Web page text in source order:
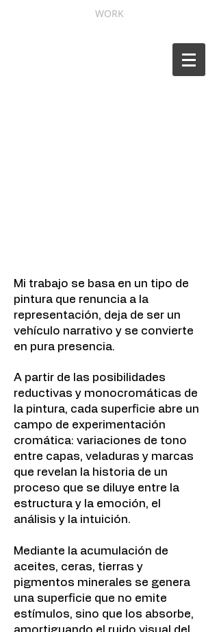
WORK
Mi trabajo se basa en un tipo de
pintura que renuncia a la
representación, deja de ser un
vehículo narrativo y se convierte
en pura presencia.
A partir de las posibilidades
reductivas y monocromáticas de
la pintura, cada superficie abre un
campo de experimentación
cromática: variaciones de tono
entre capas, veladuras y marcas
que revelan la historia de un
proceso que se diluye entre la
estructura y la emoción, el
análisis y la intuición.
Mediante la acumulación de
aceites, ceras, tierras y
pigmentos minerales se genera
una superficie que no emite
estímulos, sino que los absorbe,
amortiguando el ruido visual del